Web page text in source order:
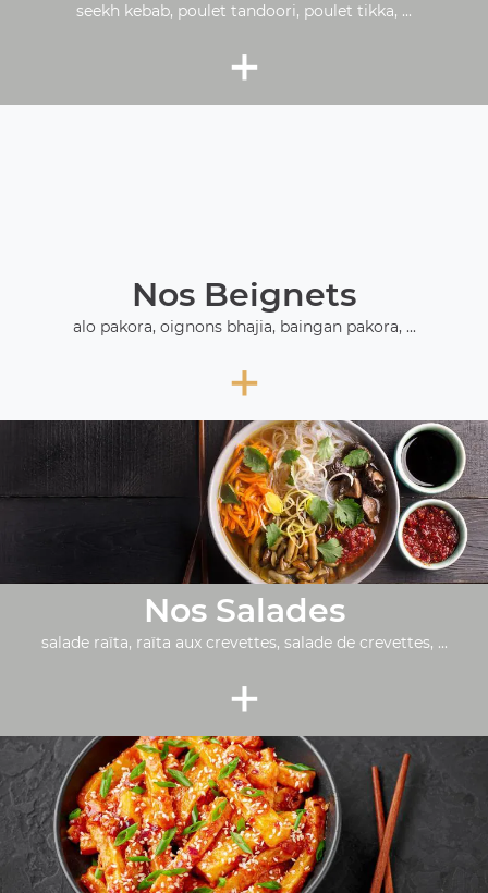
seekh kebab, poulet tandoori, poulet tikka, ...
+
Nos Beignets
alo pakora, oignons bhajia, baingan pakora, ...
+
Nos Salades
salade raïta, raïta aux crevettes, salade de crevettes, ...
+